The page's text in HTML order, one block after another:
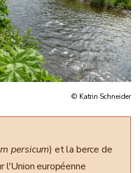
© Katrin Schneider
persicum) et la berce de
l'Union européenne